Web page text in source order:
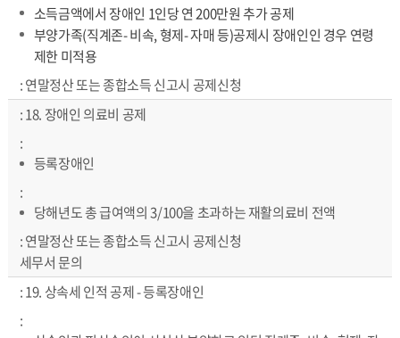
소득금액에서 장애인 1인당 연 200만원 추가 공제
부양가족(직계존- 비속, 형제- 자매 등)공제시 장애인인 경우 연령
제한 미적용
연말정산 또는 종합소득 신고시 공제신청
18. 장애인 의료비 공제
등록장애인
당해년도 총 급여액의 3/100을 초과하는 재활의료비 전액
연말정산 또는 종합소득 신고시 공제신청
세무서 문의
19. 상속세 인적 공제 - 등록장애인